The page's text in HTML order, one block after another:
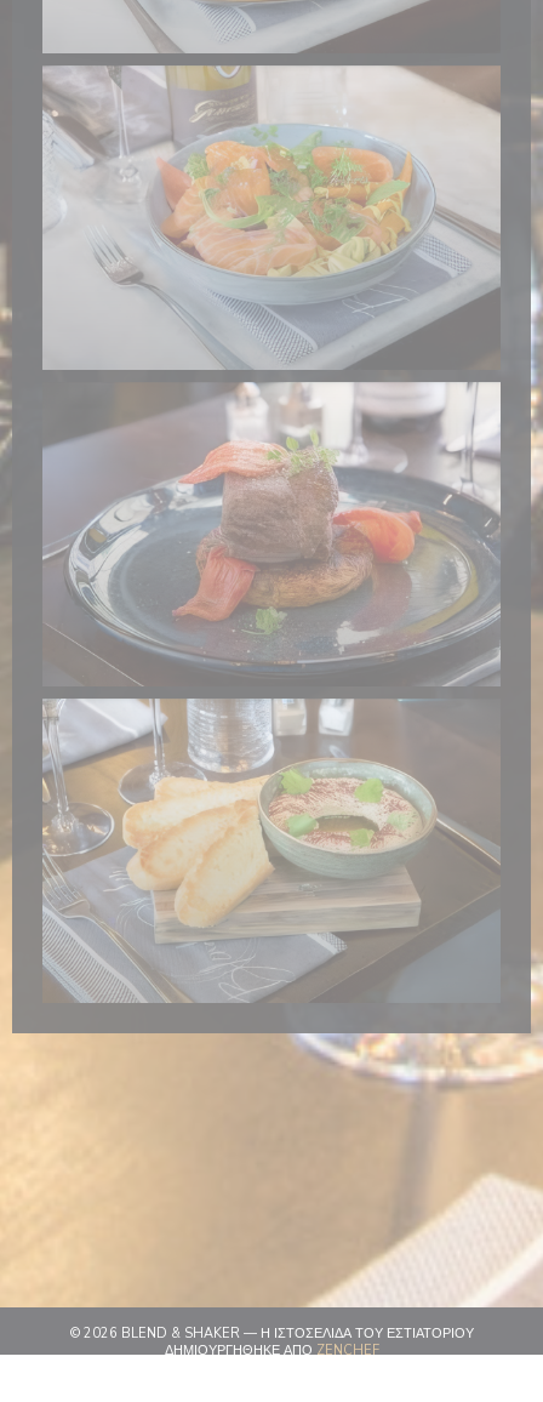
© 2026 BLEND & SHAKER — Η ΙΣΤΟΣΕΛΊΔΑ ΤΟΥ ΕΣΤΙΑΤΟΡΊΟΥ
ΔΗΜΙΟΥΡΓΉΘΗΚΕ ΑΠΌZENCHEF((ΑΝΟΊΓΕΙ ΣΕ ΝΈΟ